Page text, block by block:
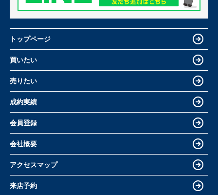
トップページ
買いたい
売りたい
成約実績
会員登録
会社概要
アクセスマップ
来店予約